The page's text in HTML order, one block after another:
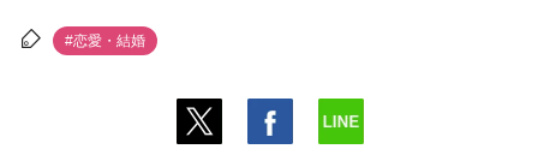
#恋愛・結婚